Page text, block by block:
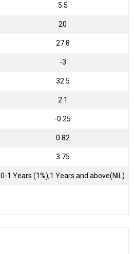
5.5
20
27.8
-3
32.5
2.1
-0.25
0.82
3.75
0-1 Years (1%),1 Years and above(NIL)